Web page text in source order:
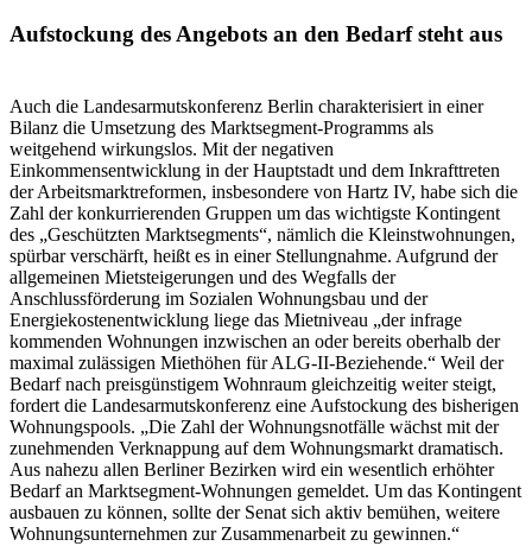
Aufstockung des Angebots an den Bedarf steht aus
Auch die Landesarmutskonferenz Berlin charakterisiert in einer
Bilanz die Umsetzung des Marktsegment-Programms als
weitgehend wirkungslos. Mit der negativen
Einkommensentwicklung in der Hauptstadt und dem Inkrafttreten
der Arbeitsmarktreformen, insbesondere von Hartz IV, habe sich die
Zahl der konkurrierenden Gruppen um das wichtigste Kontingent
des „Geschützten Marktsegments“, nämlich die Kleinstwohnungen,
spürbar verschärft, heißt es in einer Stellungnahme. Aufgrund der
allgemeinen Mietsteigerungen und des Wegfalls der
Anschlussförderung im Sozialen Wohnungsbau und der
Energiekostenentwicklung liege das Mietniveau „der infrage
kommenden Wohnungen inzwischen an oder bereits oberhalb der
maximal zulässigen Miethöhen für ALG-II-Beziehende.“ Weil der
Bedarf nach preisgünstigem Wohnraum gleichzeitig weiter steigt,
fordert die Landesarmutskonferenz eine Aufstockung des bisherigen
Wohnungspools. „Die Zahl der Wohnungsnotfälle wächst mit der
zunehmenden Verknappung auf dem Wohnungsmarkt dramatisch.
Aus nahezu allen Berliner Bezirken wird ein wesentlich erhöhter
Bedarf an Marktsegment-Wohnungen gemeldet. Um das Kontingent
ausbauen zu können, sollte der Senat sich aktiv bemühen, weitere
Wohnungsunternehmen zur Zusammenarbeit zu gewinnen.“